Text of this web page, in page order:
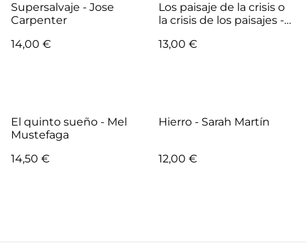
Supersalvaje - Jose
Carpenter
14,00 €
Los paisaje de la crisis o
la crisis de los paisajes -
Becerra
13,00 €
El quinto sueño - Mel
Mustefaga
14,50 €
Hierro - Sarah Martín
12,00 €